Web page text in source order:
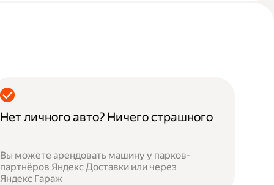
Нет личного авто? Ничего страшного
Вы можете арендовать машину у парков-
партнёров Яндекс Доставки или через
Яндекс Гараж